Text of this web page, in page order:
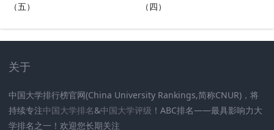
（五）
（四）
关于
中国大学排行榜官网(China University Rankings,简称CNUR)，将
持续专注中国大学排名&中国大学评级 ！ABC排名——最具影响力大
学排名之一！欢迎您长期关注